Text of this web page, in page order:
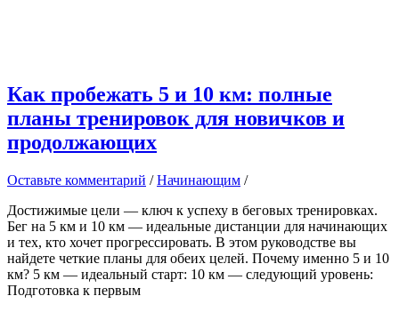
Как пробежать 5 и 10 км: полные
планы тренировок для новичков и
продолжающих
Оставьте комментарий /Начинающим /
Достижимые цели — ключ к успеху в беговых тренировках.
Бег на 5 км и 10 км — идеальные дистанции для начинающих
и тех, кто хочет прогрессировать. В этом руководстве вы
найдете четкие планы для обеих целей. Почему именно 5 и 10
км? 5 км — идеальный старт: 10 км — следующий уровень:
Подготовка к первым